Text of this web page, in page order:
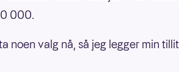
000.
noen valg nå, så jeg legger min